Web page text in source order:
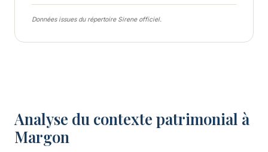
Analyse du contexte patrimonial à
Margon
Données issues du répertoire Sirene officiel.